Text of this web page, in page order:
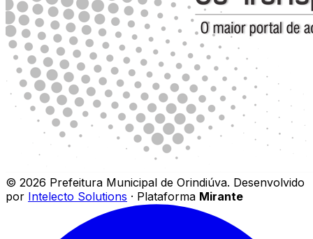
© 2026 Prefeitura Municipal de Orindiúva. Desenvolvido
por Intelecto Solutions · Plataforma Mirante